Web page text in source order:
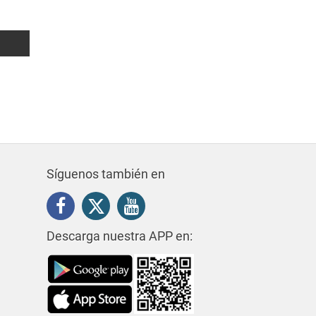
Síguenos también en
Descarga nuestra APP en: